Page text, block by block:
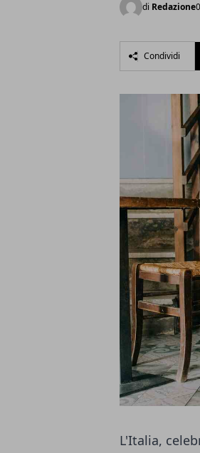
di Redazione
Condividi
L'Italia,